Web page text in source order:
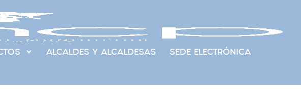
ALCALDES Y ALCALDESAS SEDE ELECTRÓNICA